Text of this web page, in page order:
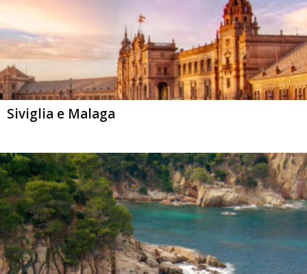
Siviglia e Malaga